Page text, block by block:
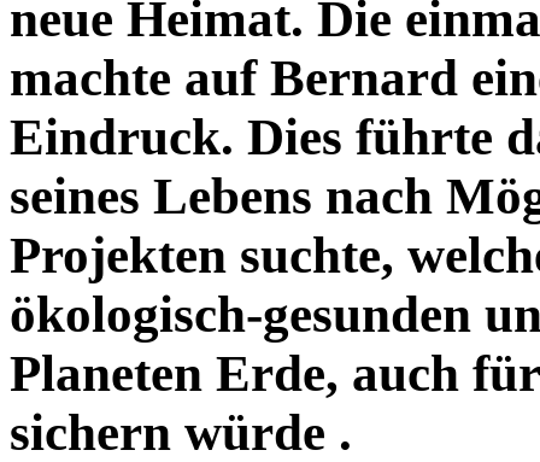
neue Heimat. Die
machte auf Bernard
Eindruck. Dies führte
seines Lebens nach
Projekten suchte,
ökologisch-gesunden
Planeten Erde, auch
sichern würde .